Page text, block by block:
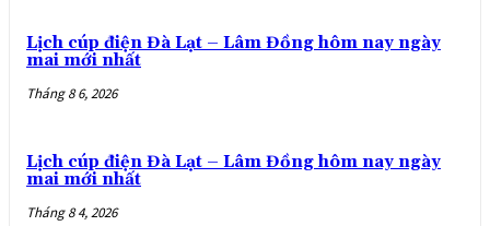
Lịch cúp điện Đà Lạt – Lâm Đồng hôm nay ngày
mai mới nhất
Tháng 8 6, 2026
Lịch cúp điện Đà Lạt – Lâm Đồng hôm nay ngày
mai mới nhất
Tháng 8 4, 2026